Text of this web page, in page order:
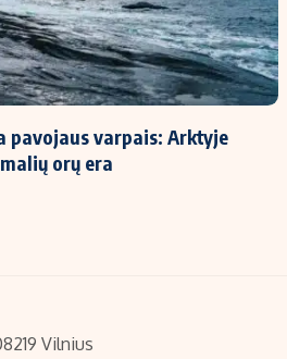
pavojaus varpais: Arktyje
orų era
Vilnius